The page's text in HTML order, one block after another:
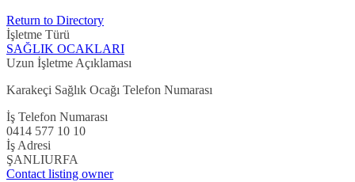
Return to Directory
İşletme Türü
SAĞLIK OCAKLARI
Uzun İşletme Açıklaması
Karakeçi Sağlık Ocağı Telefon Numarası
İş Telefon Numarası
0414 577 10 10
İş Adresi
ŞANLIURFA
Contact listing owner